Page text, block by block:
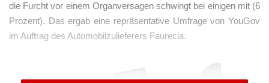
die Furcht vor einem Organversagen schwingt bei einigen mit (6
Prozent). Das ergab eine repräsentative Umfrage von YouGov
im Auftrag des Automobilzulieferers Faurecia.